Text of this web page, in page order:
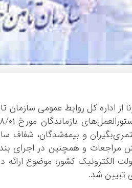
از اداره کل روابط عمومی
و بیمه‌شدگان، شفاف
الکترونیک کشور، موضوع
تبیین شد.